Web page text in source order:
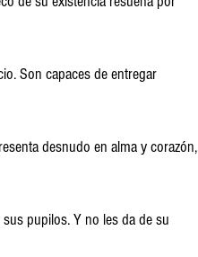
Son capaces de entregar
desnudo en alma y corazón,
pupilos. Y no les da de su